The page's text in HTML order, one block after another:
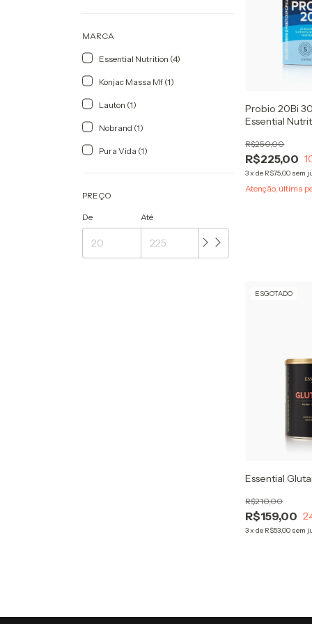
MARCA
Essential Nutrition (4)
Konjac Massa Mf (1)
Lauton (1)
Nobrand (1)
Pura Vida (1)
PREÇO
De Até
Probio 20Bi
Essential
R$225,00
R$250,00
3xde R$75,00 sem
Atenção, última
ESGOTADO
Essential
R$159,00
R$210,00
3xde R$53,00 sem